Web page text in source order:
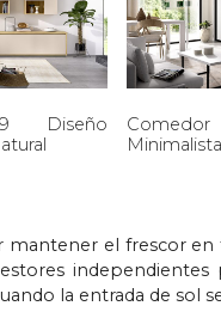
Diseño
mantener el frescor en
independientes
la entrada de sol